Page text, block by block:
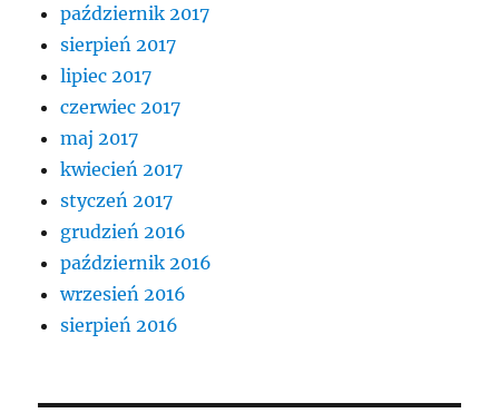
październik 2017
sierpień 2017
lipiec 2017
czerwiec 2017
maj 2017
kwiecień 2017
styczeń 2017
grudzień 2016
październik 2016
wrzesień 2016
sierpień 2016